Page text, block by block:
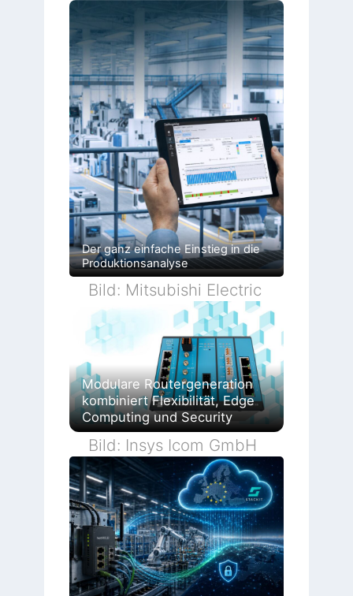
Der ganz einfache Einstieg in die
Produktionsanalyse
Bild: Mitsubishi Electric
Modulare Routergeneration
kombiniert Flexibilität, Edge
Computing und Security
Bild: Insys Icom GmbH